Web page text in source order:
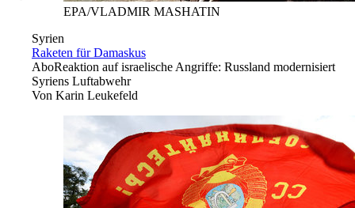
EPA/VLADMIR MASHATIN
Syrien
Raketen für Damaskus
AboReaktion auf israelische Angriffe: Russland modernisiert
Syriens Luftabwehr
Von Karin Leukefeld